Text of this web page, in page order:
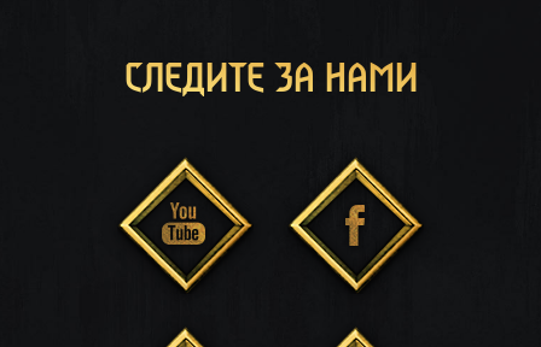
СЛЕДИТЕ ЗА НАМИ